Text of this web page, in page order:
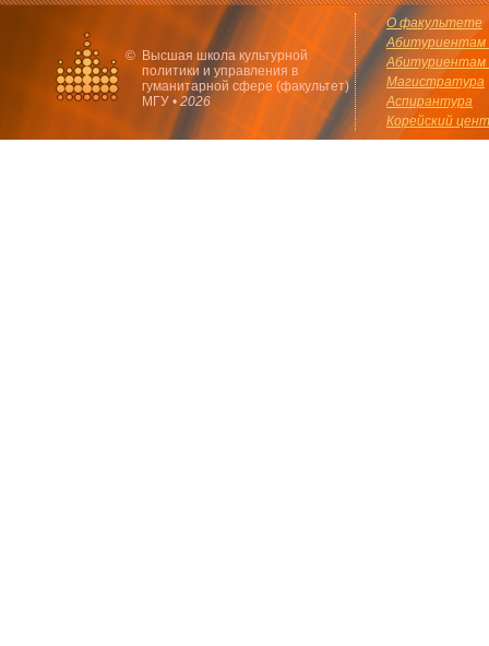
© Высшая школа культурной
политики и управления в
гуманитарной сфере (факультет)
МГУ • 2026
О факультете
Абитуриентам
Абитуриентам
Магистратура
Аспирантура
Корейский